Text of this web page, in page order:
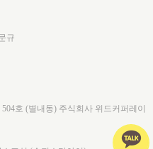
규
호 (별내동) 주식회사 위드커퍼레이